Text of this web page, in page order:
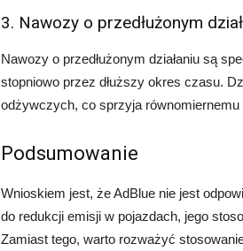
3. Nawozy o przedłużonym
Nawozy o przedłużonym działaniu są
stopniowo przez dłuższy okres czasu.
odżywczych, co sprzyja
Podsumowanie
Wnioskiem jest, że AdBlue nie jest
do redukcji emisji w pojazdach, jego
Zamiast tego, warto rozważyć